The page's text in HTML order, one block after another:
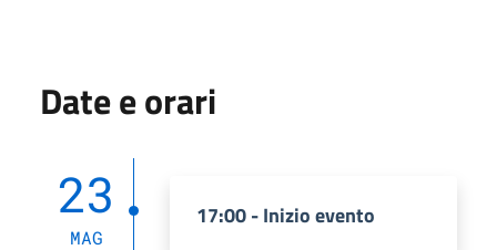
Date e orari
23
MAG
17:00 - Inizio evento